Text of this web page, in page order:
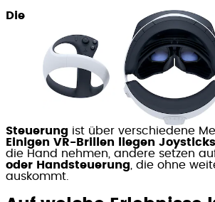
Die
Steuerung ist über verschiedene
Einigen VR-Brillen liegen
die Hand nehmen, andere setzen
oder Handsteuerung, die ohne
auskommt.